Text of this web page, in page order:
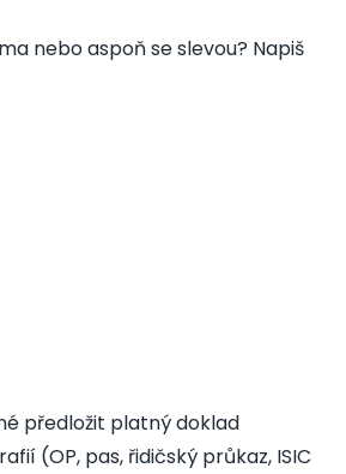
nebo aspoň se slevou? Napiš
předložit platný doklad
(OP, pas, řidičský průkaz, ISIC